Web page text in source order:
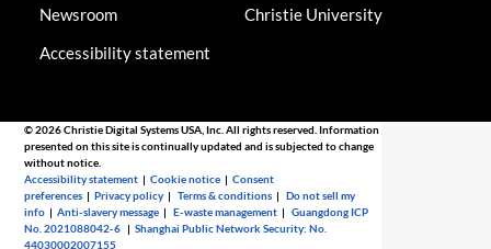
Newsroom
Accessibility statement
Christie University
© 2026 Christie Digital Systems USA, Inc. All rights reserved. Information
presented on this site is continually updated and is subjected to change
without notice.
Accessibility statement |Cookie notice |Consent
preferences |Privacy policy |Terms & conditions |Do not sell my
info |Anti-slavery message |E-waste management |Guangdong ICP
No. 2021088042-6 |Shanghai Public Network Security: No.
44030002007155